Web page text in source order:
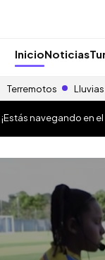
InicioNoticias
Terremotos Lluvias
¡Estás navegando en